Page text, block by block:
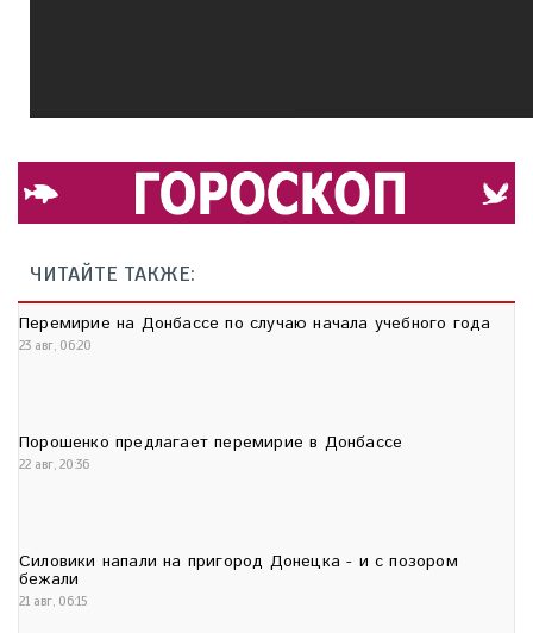
ЧИТАЙТЕ ТАКЖЕ:
Перемирие на Донбассе по случаю начала учебного года
23 авг, 06:20
Порошенко предлагает перемирие в Донбассе
22 авг, 20:36
Силовики напали на пригород Донецка - и с позором
бежали
21 авг, 06:15